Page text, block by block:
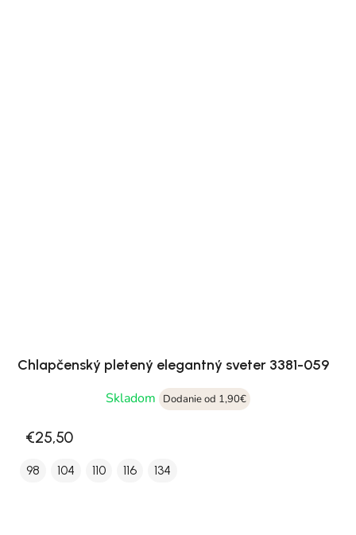
Chlapčenský pletený elegantný sveter 3381-059
Skladom
Dodanie od 1,90€
€25,50
98 104 110 116 134